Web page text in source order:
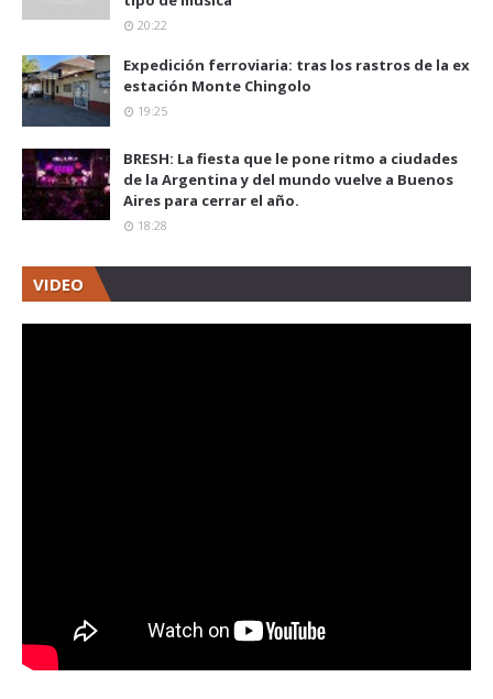
20:22
Expedición ferroviaria: tras los rastros de la ex
estación Monte Chingolo
19:25
BRESH: La fiesta que le pone ritmo a ciudades
de la Argentina y del mundo vuelve a Buenos
Aires para cerrar el año.
18:28
VIDEO